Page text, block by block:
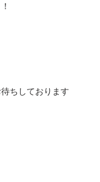
ちしております